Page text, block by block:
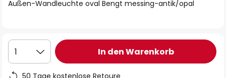
Außen-Wandleuchte oval Bengt messing-antik/opal
1 In den Warenkorb
50 Tage kostenlose Retoure